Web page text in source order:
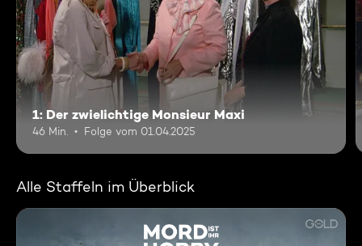
1: Der zwielichtige Monsieur Maxi
46 Min. Folge vom 01.04.2025
Alle Staffeln im Überblick